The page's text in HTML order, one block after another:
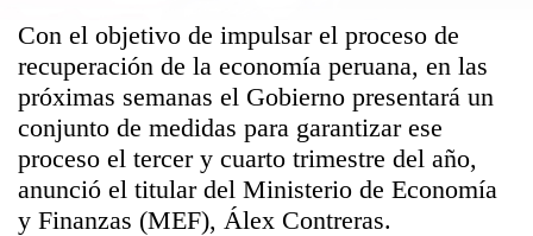
Con el objetivo de impulsar el proceso de
recuperación de la economía peruana, en las
próximas semanas el Gobierno presentará un
conjunto de medidas para garantizar ese
proceso el tercer y cuarto trimestre del año,
anunció el titular del Ministerio de Economía
y Finanzas (MEF), Álex Contreras.
Más Cursos